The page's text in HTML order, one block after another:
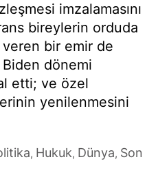
imzalamasını
bireylerin orduda
bir emir de
dönemi
etti; ve özel
yenilenmesini
, Hukuk, Dünya, Son